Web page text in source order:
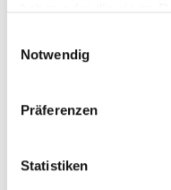
Cookies, wenn Sie
Notwendig
Präferenzen
Statistiken